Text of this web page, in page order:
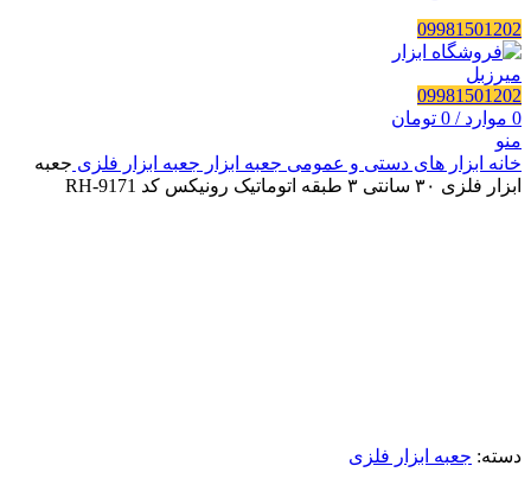
09981501202
09981501202
0 موارد /
0 تومان
منو
خانه ابزار های دستی و عمومی جعبه ابزار جعبه ابزار فلزی جعبه
ابزار فلزی ۳۰ سانتی ۳ طبقه اتوماتیک رونیکس کد RH-9171
دسته: جعبه ابزار فلزی